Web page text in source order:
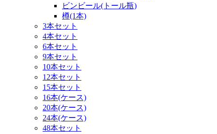
ビンビール(トール瓶)
樽(1本)
3本セット
4本セット
6本セット
9本セット
10本セット
12本セット
15本セット
16本(ケース)
20本(ケース)
24本(ケース)
48本セット